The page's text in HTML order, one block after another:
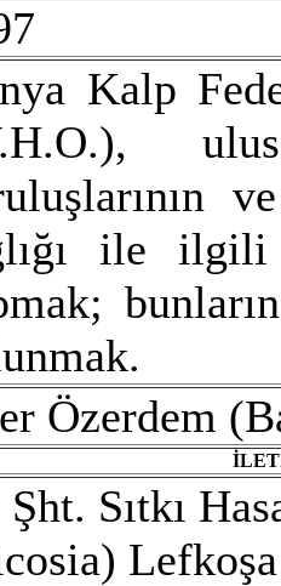
Kalp
ile ilgili
Özerdem
Sıtkı